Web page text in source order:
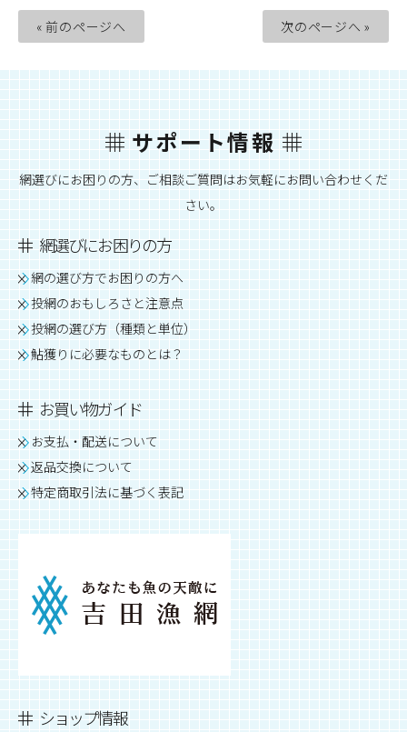
« 前のページへ 次のページへ »
サポート情報
網選びにお困りの方、ご相談ご質問はお気軽にお問い合わせくだ
さい。
網選びにお困りの方
網の選び方でお困りの方へ
投網のおもしろさと注意点
投網の選び方（種類と単位）
鮎獲りに必要なものとは？
お買い物ガイド
お支払・配送について
返品交換について
特定商取引法に基づく表記
ショップ情報